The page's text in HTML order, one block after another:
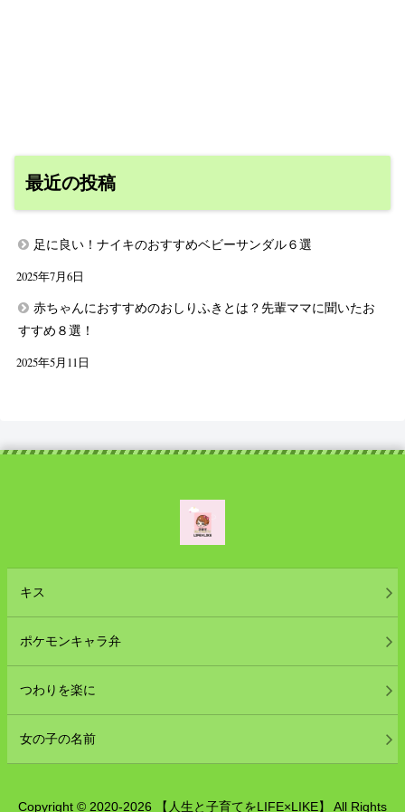
最近の投稿
足に良い！ナイキのおすすめベビーサンダル６選
2025年7月6日
赤ちゃんにおすすめのおしりふきとは？先輩ママに聞いたお
すすめ８選！
2025年5月11日
キス
ポケモンキャラ弁
つわりを楽に
女の子の名前
Copyright © 2020-2026 【人生と子育てをLIFE×LIKE】 All Rights